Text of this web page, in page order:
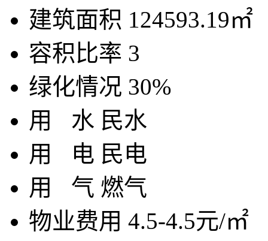
建筑面积 124593.19㎡
容积比率 3
绿化情况 30%
用 水 民水
用
电 民电
用 气 燃气
物业费用 4.5-4.5元/㎡